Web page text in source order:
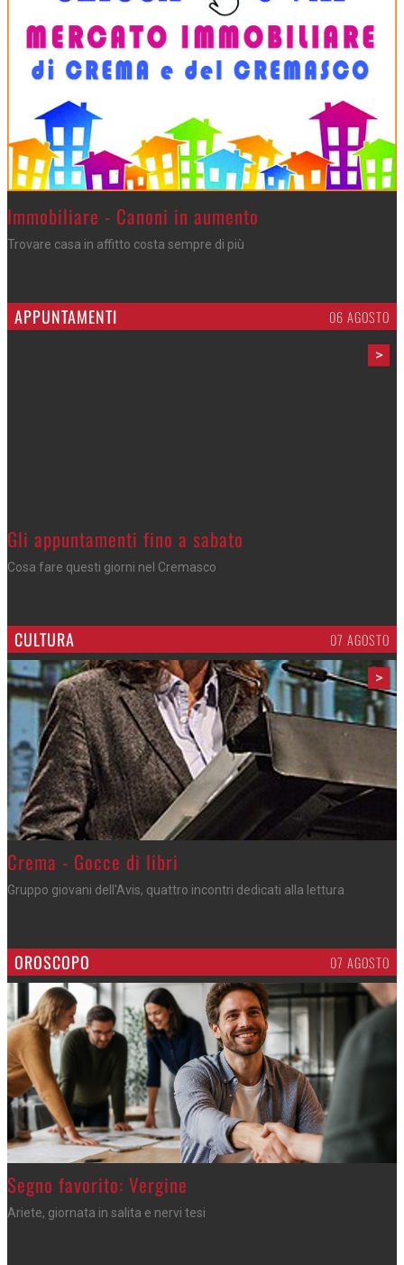
>Immobiliare - Canoni in aumento
Trovare casa in affitto costa sempre di più
APPUNTAMENTI 06 AGOSTO
>
Gli appuntamenti fino a sabato
Cosa fare questi giorni nel Cremasco
CULTURA 07 AGOSTO
>
Crema - Gocce di libri
Gruppo giovani dell'Avis, quattro incontri dedicati alla lettura
OROSCOPO 07 AGOSTO
>
Segno favorito: Vergine
Ariete, giornata in salita e nervi tesi